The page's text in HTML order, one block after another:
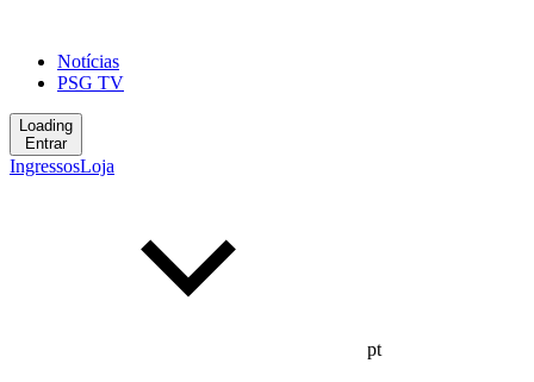
Notícias
PSG TV
Loading
Entrar
IngressosLoja
pt